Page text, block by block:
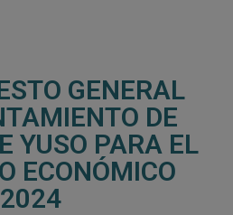
GENERAL
DE
YUSO PARA EL
ECONÓMICO
2024